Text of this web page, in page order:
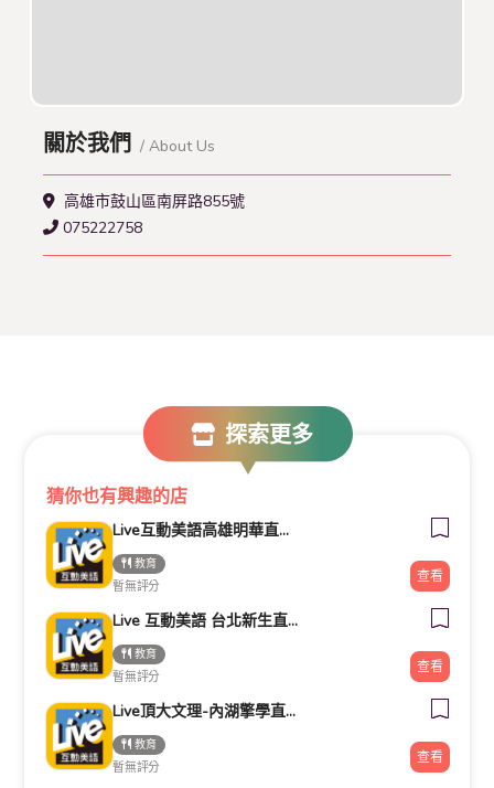
關於我們 / About Us
高雄市鼓山區南屏路855號
075222758
探索更多
猜你也有興趣的店
Live互動美語高雄明華直營校(國中部)
教育
暫無評分
查看
Live 互動美語 台北新生直營校 小一先修｜幼兒美語班｜兒童美語班｜自然發音班｜全民英檢班｜
教育
暫無評分
查看
Live頂大文理-內湖擎學直營校｜小五、小六數學班、英文班｜全民英檢班｜國中全科班｜國七先修班｜國九總複習班｜高中數學、英文班
教育
暫無評分
查看